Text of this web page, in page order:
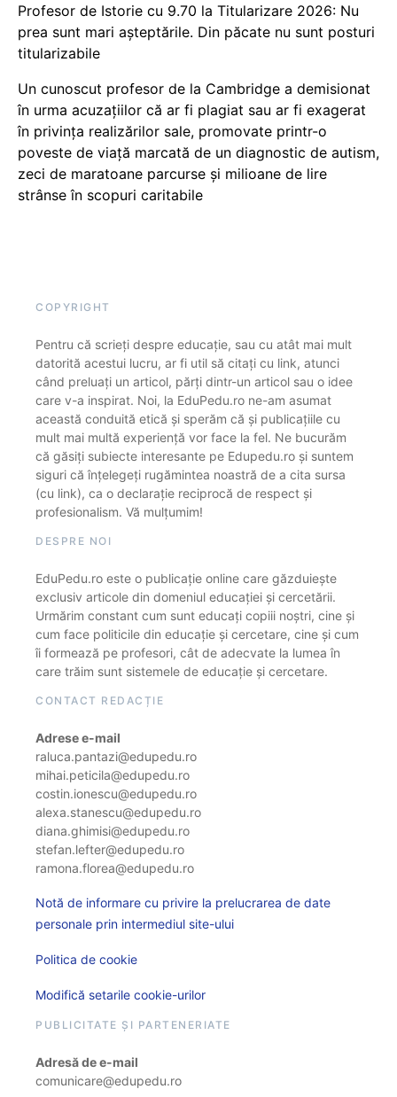
Profesor de Istorie cu 9.70 la Titularizare 2026: Nu
prea sunt mari așteptările. Din păcate nu sunt posturi
titularizabile
Un cunoscut profesor de la Cambridge a demisionat
în urma acuzațiilor că ar fi plagiat sau ar fi exagerat
în privința realizărilor sale, promovate printr-o
poveste de viață marcată de un diagnostic de autism,
zeci de maratoane parcurse și milioane de lire
strânse în scopuri caritabile
COPYRIGHT
Pentru că scrieți despre educație, sau cu atât mai mult
datorită acestui lucru, ar fi util să citați cu link, atunci
când preluați un articol, părți dintr-un articol sau o idee
care v-a inspirat. Noi, la EduPedu.ro ne-am asumat
această conduită etică și sperăm că și publicațiile cu
mult mai multă experiență vor face la fel. Ne bucurăm
că găsiți subiecte interesante pe Edupedu.ro și suntem
siguri că înțelegeți rugămintea noastră de a cita sursa
(cu link), ca o declarație reciprocă de respect și
profesionalism. Vă mulțumim!
DESPRE NOI
EduPedu.ro este o publicație online care găzduiește
exclusiv articole din domeniul educației și cercetării.
Urmărim constant cum sunt educați copiii noștri, cine și
cum face politicile din educație și cercetare, cine și cum
îi formează pe profesori, cât de adecvate la lumea în
care trăim sunt sistemele de educație și cercetare.
CONTACT REDACȚIE
Adrese e-mail
raluca.pantazi@edupedu.ro
mihai.peticila@edupedu.ro
costin.ionescu@edupedu.ro
alexa.stanescu@edupedu.ro
diana.ghimisi@edupedu.ro
stefan.lefter@edupedu.ro
ramona.florea@edupedu.ro
Notă de informare cu privire la prelucrarea de date
personale prin intermediul site-ului
Politica de cookie
Modifică setarile cookie-urilor
PUBLICITATE ȘI PARTENERIATE
Adresă de e-mail
comunicare@edupedu.ro